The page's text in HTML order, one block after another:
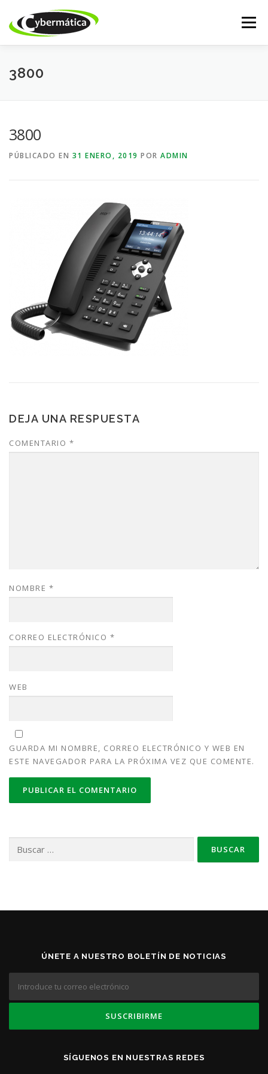
contenido
Menú
INICIO
TIENDA ONLINE SOPORTE
3800
3800
PÚBLICADO EN 31 ENERO, 2019 POR ADMIN
DEJA UNA RESPUESTA
COMENTARIO *
NOMBRE *
CORREO ELECTRÓNICO *
WEB
GUARDA MI NOMBRE, CORREO ELECTRÓNICO Y WEB EN
ESTE NAVEGADOR PARA LA PRÓXIMA VEZ QUE COMENTE.
ÚNETE A NUESTRO BOLETÍN DE NOTICIAS
SÍGUENOS EN NUESTRAS REDES